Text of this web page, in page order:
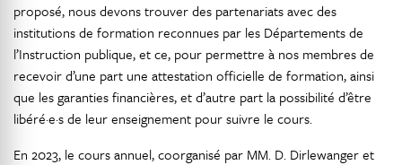
proposé, nous devons trouver des partenariats avec des
institutions de formation reconnues par les Départements de
l’Instruction publique, et ce, pour permettre à nos membres de
recevoir d’une part une attestation officielle de formation, ainsi
que les garanties financières, et d’autre part la possibilité d’être
libéré·e·s de leur enseignement pour suivre le cours.
En 2023, le cours annuel, coorganisé par MM. D. Dirlewanger et